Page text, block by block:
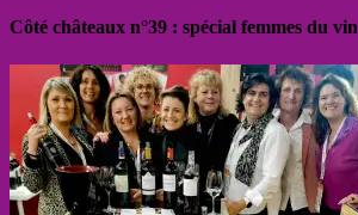
Côté châteaux n°39 : spécial femmes du vin